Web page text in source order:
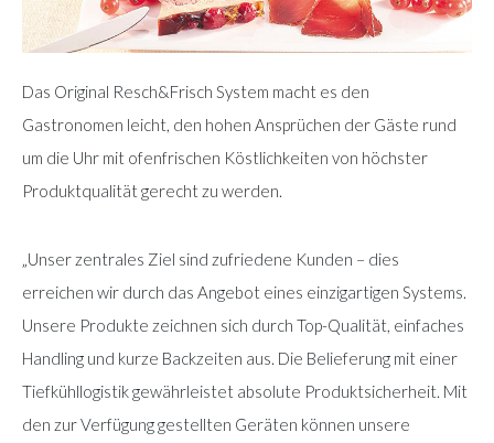
Das Original Resch&Frisch System macht es den
Gastronomen leicht, den hohen Ansprüchen der Gäste rund
um die Uhr mit ofenfrischen Köstlichkeiten von höchster
Produktqualität gerecht zu werden.
„Unser zentrales Ziel sind zufriedene Kunden – dies
erreichen wir durch das Angebot eines einzigartigen Systems.
Unsere Produkte zeichnen sich durch Top-Qualität, einfaches
Handling und kurze Backzeiten aus. Die Belieferung mit einer
Tiefkühllogistik gewährleistet absolute Produktsicherheit. Mit
den zur Verfügung gestellten Geräten können unsere